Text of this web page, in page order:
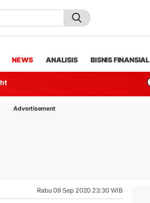
NEWS ANALISIS BISNIS FINANSIAL
Advertisement
Rabu 09 Sep 2020 23:30 WIB